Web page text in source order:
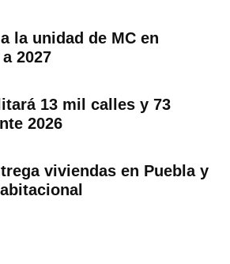
la unidad de MC en
2027
13 mil calles y 73
2026
viviendas en Puebla y